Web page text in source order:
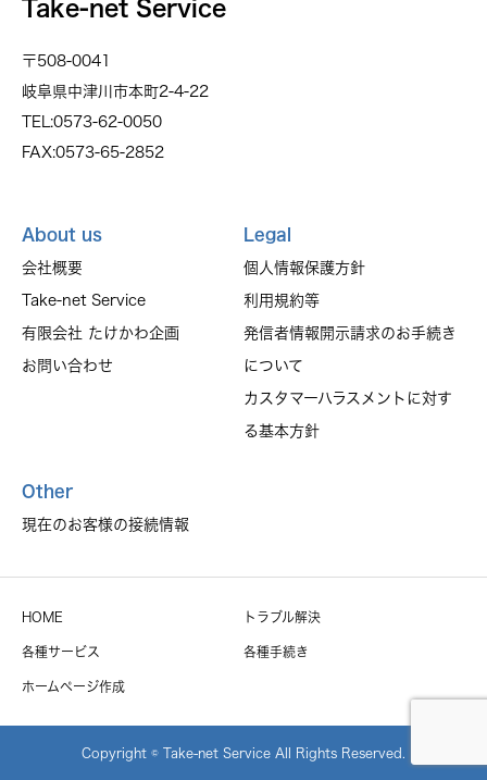
Take-net Service
〒508-0041
岐阜県中津川市本町2-4-22
TEL:0573-62-0050
FAX:0573-65-2852
About us
会社概要
Take-net Service
有限会社 たけかわ企画
お問い合わせ
Legal
個人情報保護方針
利用規約等
発信者情報開示請求のお手続き
について
カスタマーハラスメントに対す
る基本方針
Other
現在のお客様の接続情報
HOME トラブル解決
各種サービス 各種手続き
ホームページ作成
Copyright © Take-net Service All Rights Reserved.